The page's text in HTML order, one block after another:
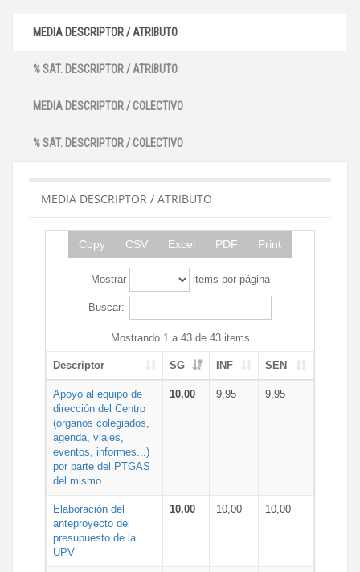
MEDIA DESCRIPTOR / ATRIBUTO
% SAT. DESCRIPTOR / ATRIBUTO
MEDIA DESCRIPTOR / COLECTIVO
% SAT. DESCRIPTOR / COLECTIVO
MEDIA DESCRIPTOR / ATRIBUTO
Copy CSV Excel PDF Print
Mostrar items por página
Buscar:
Mostrando 1 a 43 de 43 items
Descriptor SG INF SEN
Apoyo al equipo de
dirección del Centro
(órganos colegiados,
agenda, viajes,
eventos, informes...)
por parte del PTGAS
del mismo
10,00 9,95 9,95
Elaboración del
anteproyecto del
presupuesto de la
UPV
10,00 10,00 10,00